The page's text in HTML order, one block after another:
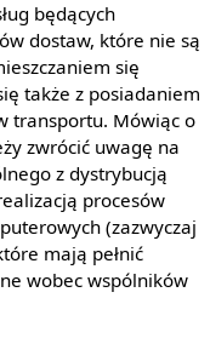
będących
dostaw, które nie są
się
także z posiadaniem
transportu. Mówiąc o
zwrócić uwagę na
z dystrybucją
procesów
(zazwyczaj
mają pełnić
wobec wspólników